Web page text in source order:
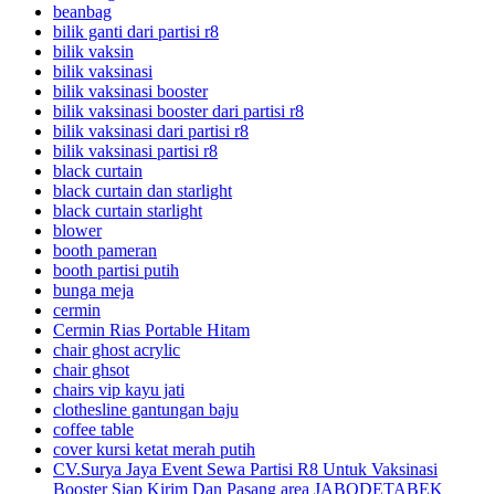
beanbag
bilik ganti dari partisi r8
bilik vaksin
bilik vaksinasi
bilik vaksinasi booster
bilik vaksinasi booster dari partisi r8
bilik vaksinasi dari partisi r8
bilik vaksinasi partisi r8
black curtain
black curtain dan starlight
black curtain starlight
blower
booth pameran
booth partisi putih
bunga meja
cermin
Cermin Rias Portable Hitam
chair ghost acrylic
chair ghsot
chairs vip kayu jati
clothesline gantungan baju
coffee table
cover kursi ketat merah putih
CV.Surya Jaya Event Sewa Partisi R8 Untuk Vaksinasi
Booster Siap Kirim Dan Pasang area JABODETABEK